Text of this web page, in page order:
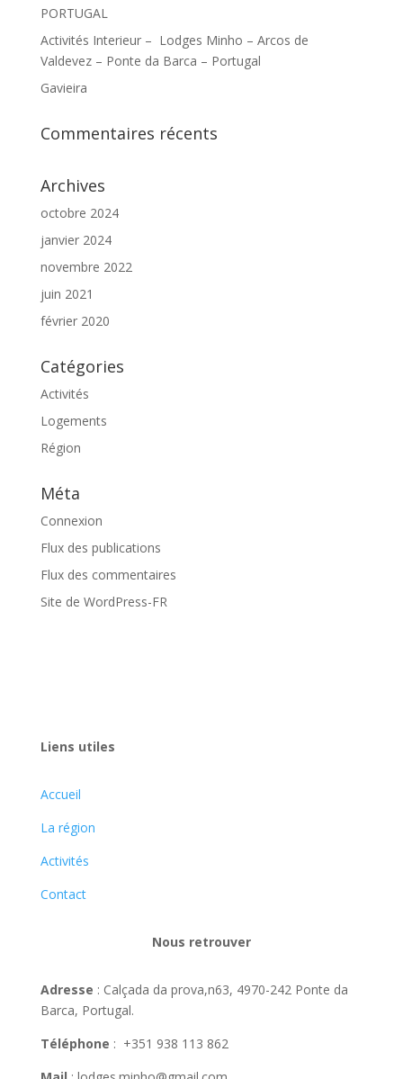
PORTUGAL
Activités Interieur – Lodges Minho – Arcos de
Valdevez – Ponte da Barca – Portugal
Gavieira
Commentaires récents
Archives
octobre 2024
janvier 2024
novembre 2022
juin 2021
février 2020
Catégories
Activités
Logements
Région
Méta
Connexion
Flux des publications
Flux des commentaires
Site de WordPress-FR
Liens utiles
Accueil
La région
Activités
Contact
Nous retrouver
Adresse : Calçada da prova,n63, 4970-242 Ponte da
Barca, Portugal.
Téléphone : +351 938 113 862